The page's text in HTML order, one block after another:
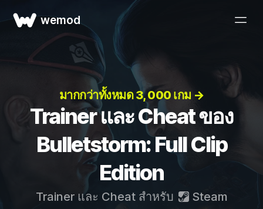
wemod
มากกว่าทั้งหมด 3, 000 เกม →
Trainer และ Cheat ของ
Bulletstorm: Full Clip
Edition
Trainer และ Cheat สำหรับ Steam